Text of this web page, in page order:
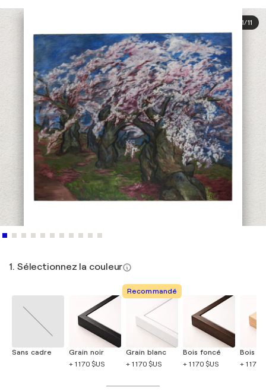
1/11
1. Sélectionnez la couleur
Sans cadre
Grain noir
+ 1 170 $US
Recommandé
Grain blanc
+ 1 170 $US
Bois foncé
+ 1 170 $US
Bois
+ 1 170